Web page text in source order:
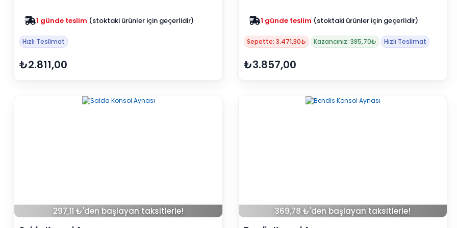
Zam yok 2025 fiyatları devam ediyor
Hızlı Teslimat
₺2.811,00
Zam yok 2025 fiyatları devam ediyor
Sepette: 3.471,30₺ Kazancınız: 385,70₺ Hızlı Teslimat
₺3.857,00
297,11 ₺'den başlayan taksitlerle! 369,78 ₺'den başlayan taksitlerle!